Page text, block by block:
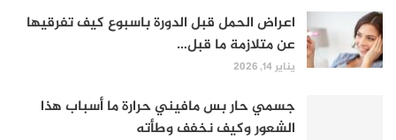
اعراض الحمل قبل الدورة باسبوع كيف تفرقيها
عن متلازمة ما قبل…
يناير 14, 2026
جسمي حار بس مافيني حرارة ما أسباب هذا
الشعور وكيف نخفف وطأته